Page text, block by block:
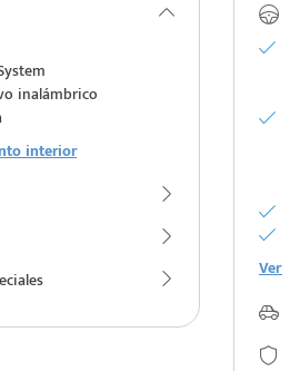
inalámbrico
interior
Ver